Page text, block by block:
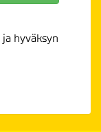
ja hyväksyn